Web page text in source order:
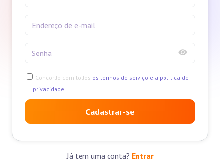
Concordo com todos os termos de serviço e a política de
privacidade
Cadastrar-se
Já tem uma conta? Entrar